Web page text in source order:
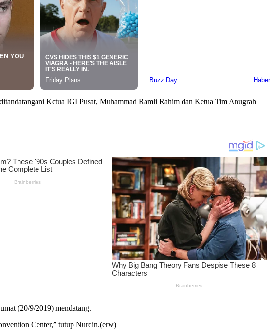
Ketua IGI Pusat, Muhammad Ramli Rahim dan Ketua Tim Anugrah
(20/9/2019) mendatang.
Center,” tutup Nurdin.(erw)